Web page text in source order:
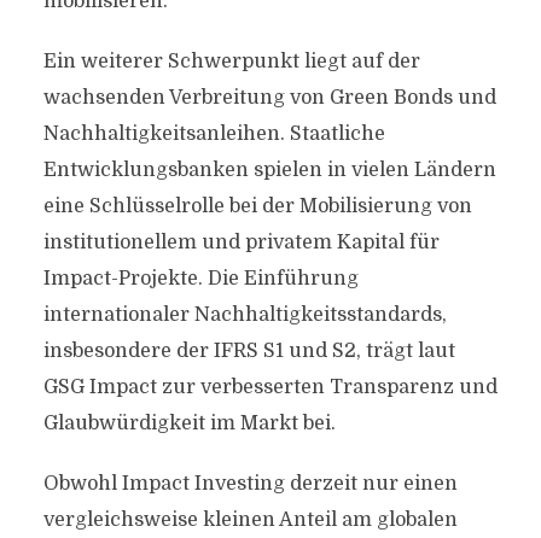
Ein weiterer Schwerpunkt liegt auf der
wachsenden Verbreitung von Green Bonds und
Nachhaltigkeitsanleihen. Staatliche
Entwicklungsbanken spielen in vielen Ländern
eine Schlüsselrolle bei der Mobilisierung von
institutionellem und privatem Kapital für
Impact-Projekte. Die Einführung
internationaler Nachhaltigkeitsstandards,
insbesondere der IFRS S1 und S2, trägt laut
GSG Impact zur verbesserten Transparenz und
Glaubwürdigkeit im Markt bei.
Obwohl Impact Investing derzeit nur einen
vergleichsweise kleinen Anteil am globalen